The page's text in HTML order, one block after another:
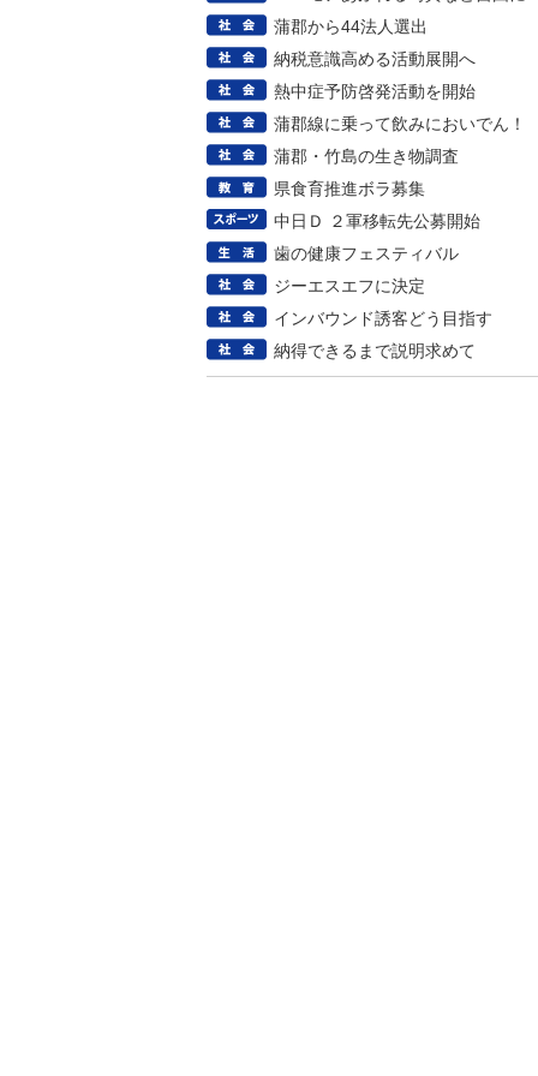
蒲郡から44法人選出
納税意識高める活動展開へ
熱中症予防啓発活動を開始
蒲郡線に乗って飲みにおいでん！
蒲郡・竹島の生き物調査
県食育推進ボラ募集
中日Ｄ ２軍移転先公募開始
歯の健康フェスティバル
ジーエスエフに決定
インバウンド誘客どう目指す
納得できるまで説明求めて